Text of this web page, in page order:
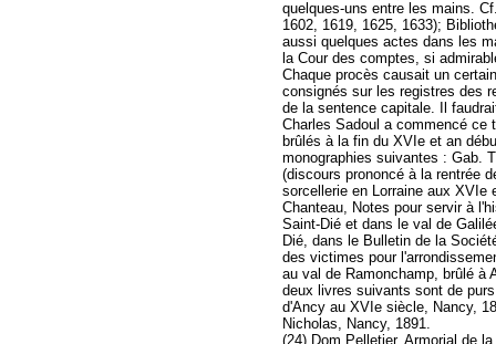
quelques-uns entre les mains.
1602, 1619, 1625, 1633);
aussi quelques actes dans les
la Cour des comptes, si
Chaque procès causait un
consignés sur les registres des
de la sentence capitale. Il
Charles Sadoul a commencé ce
brûlés à la fin du XVIe et an
monographies suivantes : Gab.
(discours prononcé à la rentrée
sorcellerie en Lorraine aux
Chanteau, Notes pour servir à
Saint-Dié et dans le val de
Dié, dans le Bulletin de la
des victimes pour
au val de Ramonchamp, brûlé à
deux livres suivants sont de
d'Ancy au XVIe siècle, Nancy,
Nicholas, Nancy, 1891.
(24) Dom Pelletier, Armorial de